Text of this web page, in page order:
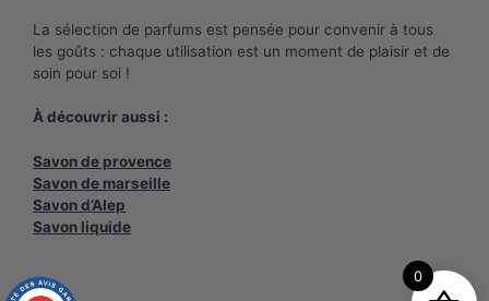
La sélection de parfums est pensée pour convenir à tous
les goûts : chaque utilisation est un moment de plaisir et de
soin pour soi !
À découvrir aussi :
Savon de provence
Savon de marseille
Savon d’Alep
Savon liquide
0